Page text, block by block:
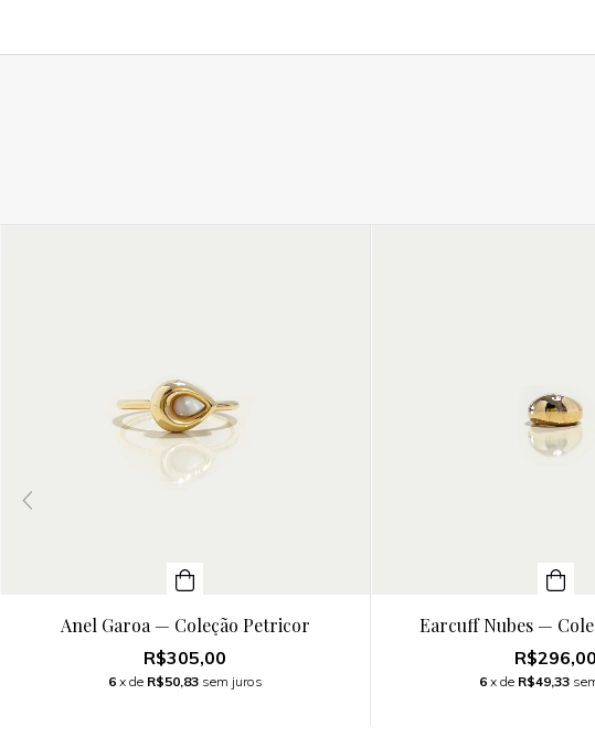
Anel Garoa — Coleção Petricor
R$305,00
6 x de R$50,83 sem juros
Earcuff Nubes —
R$296,00
6 x de R$49,33